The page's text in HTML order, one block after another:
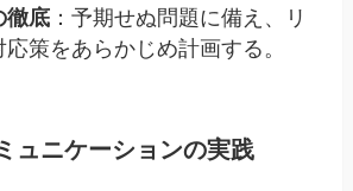
徹底 ：予期せぬ問題に備え、リ
策をあらかじめ計画する。
ュニケーションの実践